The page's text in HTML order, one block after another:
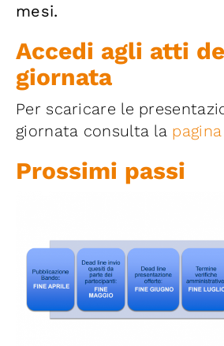
mesi.
Accedi agli atti
giornata
Per scaricare le
giornata consulta la
Prossimi passi